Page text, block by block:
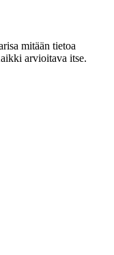
mitään tietoa
arvioitava itse.